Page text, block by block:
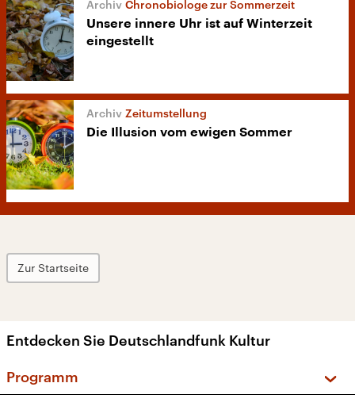
Chronobiologe zur Sommerzeit
Unsere innere Uhr ist auf Winterzeit
eingestellt
Zeitumstellung
Die Illusion vom ewigen Sommer
Zur Startseite
Entdecken Sie Deutschlandfunk Kultur
Programm